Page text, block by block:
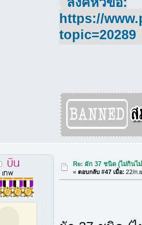
https://
topic=20289
บิน
เทพ
Re: ผัก 37 ชนิด (ไม่กินไ
«ตอบกลับ #47 เมื่อ: 22/ก.